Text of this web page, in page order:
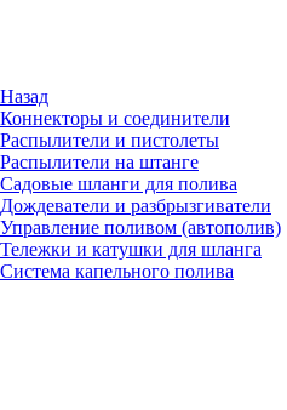
Назад
Коннекторы и соединители
Распылители и пистолеты
Распылители на штанге
Садовые шланги для полива
Дождеватели и разбрызгиватели
Управление поливом (автополив)
Тележки и катушки для шланга
Система капельного полива